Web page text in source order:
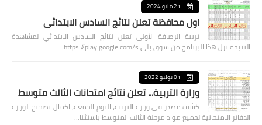
21 مايو 2024
اول محافظة تعلن نتائج السادس الابتدائي
تربية الرصافة الأولى تعلن نتائج السادس الابتدائي لمشاهدة
النتيجة نزل هذا البرنامج من سوق بلي https://play.google.com/s…
01 يوليو 2022
وزارة التربية... تعلن نتائج امتحانات الثالث متوسط
كشف مصدر في وزارة التربية، اليوم الجمعة، اكمال تصحيح الوزارة
الدفاتر الامتحانية لجميع مواد مرحلة الثالث المتوسط باستثنا…